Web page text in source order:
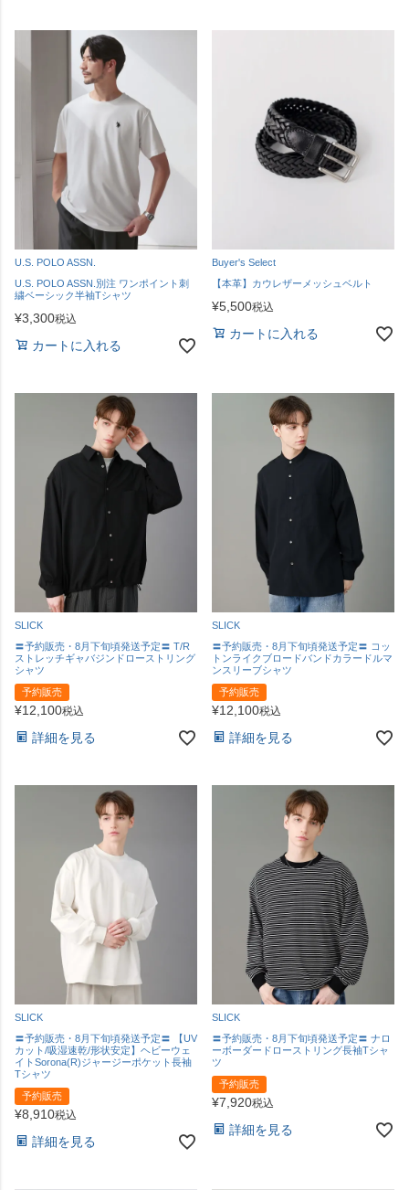
U.S. POLO ASSN.
U.S. POLO ASSN.別注 ワンポイント刺
繍ベーシック半袖Tシャツ
¥3,300税込
カートに入れる
Buyer's Select
【本革】カウレザーメッシュベルト
¥5,500税込
カートに入れる
SLICK
〓予約販売・8月下旬頃発送予定〓 T/R
ストレッチギャバジンドローストリング
シャツ
予約販売
¥12,100税込
詳細を見る
SLICK
〓予約販売・8月下旬頃発送予定〓 コッ
トンライクブロードバンドカラードルマ
ンスリーブシャツ
予約販売
¥12,100税込
詳細を見る
SLICK
〓予約販売・8月下旬頃発送予定〓 【UV
カット/吸湿速乾/形状安定】ヘビーウェ
イトSorona(R)ジャージーポケット長袖
Tシャツ
予約販売
¥8,910税込
詳細を見る
SLICK
〓予約販売・8月下旬頃発送予定〓 ナロ
ーボーダードローストリング長袖Tシャ
ツ
予約販売
¥7,920税込
詳細を見る